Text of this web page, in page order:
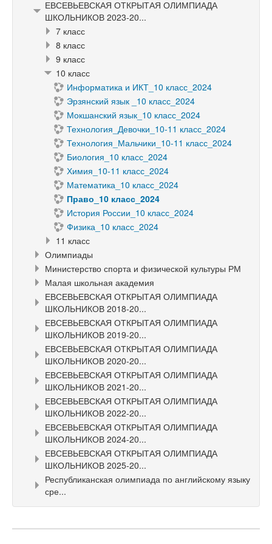
ЕВСЕВЬЕВСКАЯ ОТКРЫТАЯ ОЛИМПИАДА
ШКОЛЬНИКОВ 2023-20...
7 класс
8 класс
9 класс
10 класс
Информатика и ИКТ_10 класс_2024
Эрзянский язык _10 класс_2024
Мокшанский язык_10 класс_2024
Технология_Девочки_10-11 класс_2024
Технология_Мальчики_10-11 класс_2024
Биология_10 класс_2024
Химия_10-11 класс_2024
Математика_10 класс_2024
Право_10 класс_2024
История России_10 класс_2024
Физика_10 класс_2024
11 класс
Олимпиады
Министерство спорта и физической культуры РМ
Малая школьная академия
ЕВСЕВЬЕВСКАЯ ОТКРЫТАЯ ОЛИМПИАДА
ШКОЛЬНИКОВ 2018-20...
ЕВСЕВЬЕВСКАЯ ОТКРЫТАЯ ОЛИМПИАДА
ШКОЛЬНИКОВ 2019-20...
ЕВСЕВЬЕВСКАЯ ОТКРЫТАЯ ОЛИМПИАДА
ШКОЛЬНИКОВ 2020-20...
ЕВСЕВЬЕВСКАЯ ОТКРЫТАЯ ОЛИМПИАДА
ШКОЛЬНИКОВ 2021-20...
ЕВСЕВЬЕВСКАЯ ОТКРЫТАЯ ОЛИМПИАДА
ШКОЛЬНИКОВ 2022-20...
ЕВСЕВЬЕВСКАЯ ОТКРЫТАЯ ОЛИМПИАДА
ШКОЛЬНИКОВ 2024-20...
ЕВСЕВЬЕВСКАЯ ОТКРЫТАЯ ОЛИМПИАДА
ШКОЛЬНИКОВ 2025-20...
Республиканская олимпиада по английскому языку
сре...